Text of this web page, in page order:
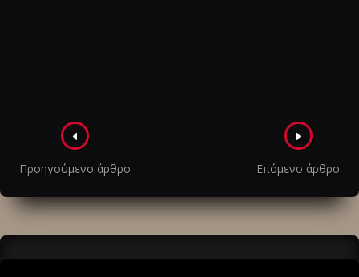
Πλοήγηση
στα
άρθρα
Προηγούμενο άρθρο Επόμενο άρθρο